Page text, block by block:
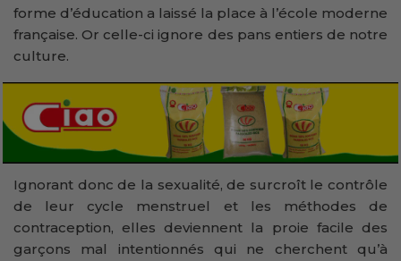
forme d’éducation a laissé la place à l’école moderne
française. Or celle-ci ignore des pans entiers de notre
culture.
Ignorant donc de la sexualité, de surcroît le contrôle
de leur cycle menstruel et les méthodes de
contraception, elles deviennent la proie facile des
garçons mal intentionnés qui ne cherchent qu’à